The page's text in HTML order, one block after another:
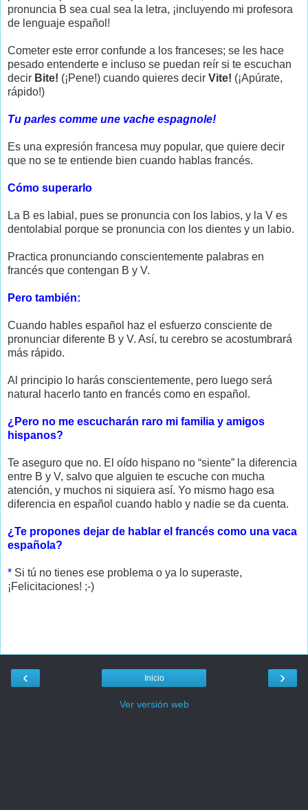
pronuncia B sea cual sea la letra, ¡incluyendo mi profesora
de lenguaje español!
Cometer este error confunde a los franceses; se les hace
pesado entenderte e incluso se puedan reír si te escuchan
decir Bite! (¡Pene!) cuando quieres decir Vite! (¡Apúrate,
rápido!)
Tu parles comme une vache espagnole!
Es una expresión francesa muy popular, que quiere decir
que no se te entiende bien cuando hablas francés.
Cómo superarlo
La B es labial, pues se pronuncia con los labios, y la V es
dentolabial porque se pronuncia con los dientes y un labio.
Practica pronunciando conscientemente palabras en
francés que contengan B y V.
Pero también:
Cuando hables español haz el esfuerzo consciente de
pronunciar diferente B y V. Así, tu cerebro se acostumbrará
más rápido.
Al principio lo harás conscientemente, pero luego será
natural hacerlo tanto en francés como en español.
¿Pero no me escucharán raro mi familia y amigos
hispanos?
Te aseguro que no. El oído hispano no “siente” la diferencia
entre B y V, salvo que alguien te escuche con mucha
atención, y muchos ni siquiera así. Yo mismo hago esa
diferencia en español cuando hablo y nadie se da cuenta.
¿Te propones dejar de hablar el francés como una vaca
española?
* Si tú no tienes ese problema o ya lo superaste,
¡Felicitaciones! ;-)
‹ ›
Inicio
Ver versión web